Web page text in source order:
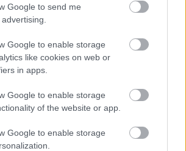
Google to send me
Google to enable storage
like cookies on web or
in apps.
Google to enable storage
of the website or app.
Google to enable storage
amerikai mozikban levetítik a
című animációs spin-off
A vetítések az AMC Theatres
valósulnak meg, összesen 34
New Yorkban, a Paris Theaterben,
House Philadelphia helyszínén is
az előadás, a résztvevők pedig
gyűjtői ajándékot is kaphatnak.